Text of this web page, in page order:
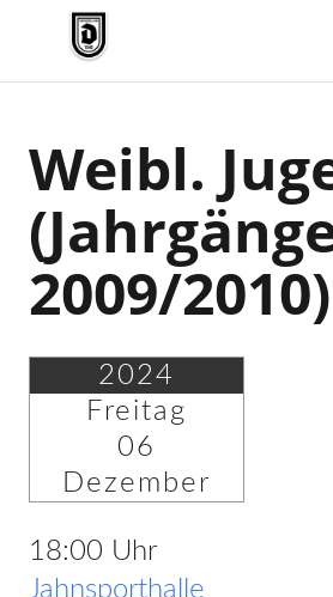
TV Jahn Duderstadt
Weibl.
2009/2010)
2024
Freitag
06
Dezember
18:00 Uhr
Jahnsporthalle